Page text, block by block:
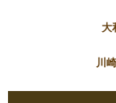
大
川